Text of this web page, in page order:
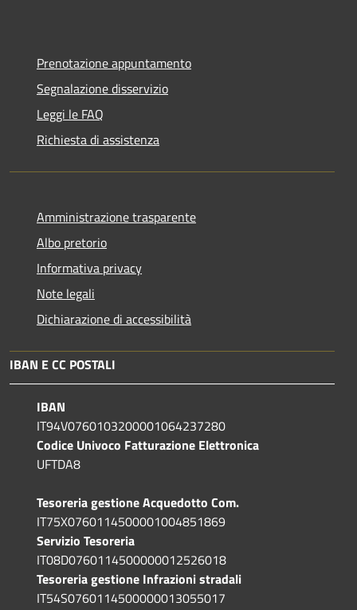
Prenotazione appuntamento
Segnalazione disservizio
Leggi le FAQ
Richiesta di assistenza
Amministrazione trasparente
Albo pretorio
Informativa privacy
Note legali
Dichiarazione di accessibilità
IBAN E CC POSTALI
IBAN
IT94V0760103200001064237280
Codice Univoco Fatturazione Elettronica
UFTDA8
Tesoreria gestione Acquedotto Com.
IT75X0760114500001004851869
Servizio Tesoreria
IT08D0760114500000012526018
Tesoreria gestione Infrazioni stradali
IT54S0760114500000013055017